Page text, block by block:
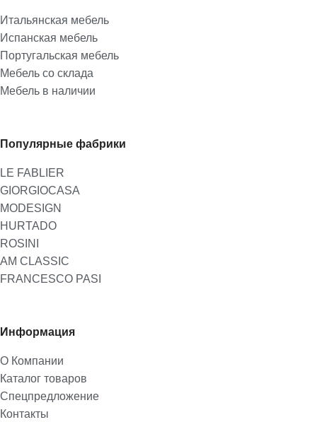
Итальянская мебель
Испанская мебель
Португальская мебель
Мебель со склада
Мебель в наличии
Популярные фабрики
LE FABLIER
GIORGIOCASA
MODESIGN
HURTADO
ROSINI
AM CLASSIC
FRANCESCO PASI
Информация
О Компании
Каталог товаров
Спецпредложение
Контакты